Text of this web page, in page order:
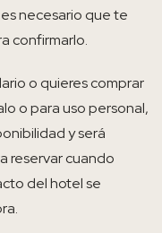
necesario que te
confirmarlo.
o quieres comprar
o para uso personal,
y será
reservar cuando
del hotel se